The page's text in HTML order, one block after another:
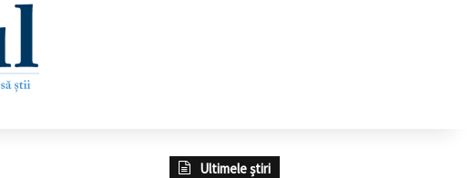
Ultimele știri